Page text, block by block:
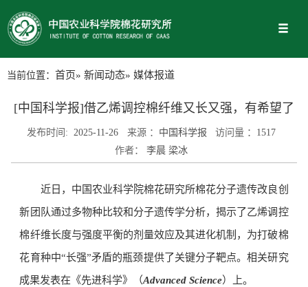
当前位置： 首页» 新闻动态» 媒体报道
[中国科学报]借乙烯调控棉纤维又长又强，有希望了
发布时间: 2025-11-26 来源 ： 中国科学报 访问量 ： 1517
作者：
李晨 梁冰
近日，中国农业科学院棉花研究所棉花分子遗传改良创
新团队通过多物种比较和分子遗传学分析，揭示了乙烯调控
棉纤维长度与强度平衡的剂量效应及其进化机制，为打破棉
花育种中“长强”矛盾的瓶颈提供了关键分子靶点。相关研究
成果发表在《先进科学》（Advanced Science）上。